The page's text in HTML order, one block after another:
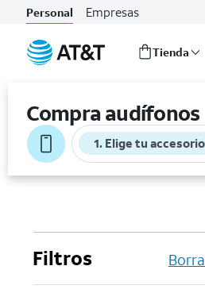
Personal Empresas
Tienda
Compra audífonos
1. Elige tu accesorio
Filtros